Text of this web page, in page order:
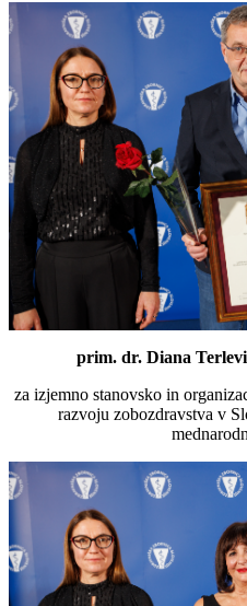
prim. dr. Diana
za izjemno stanovsko in
razvoju zobozdravstva v